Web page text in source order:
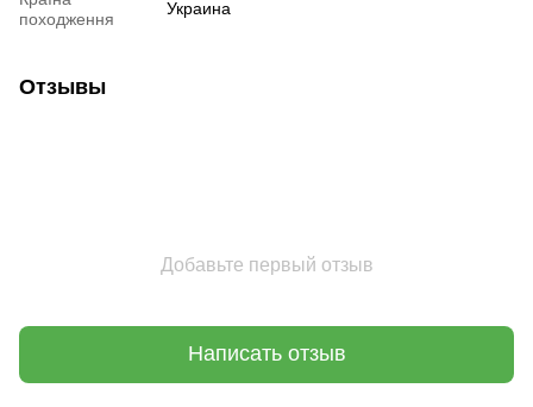
походження
Украина
Отзывы
Добавьте первый отзыв
Написать отзыв